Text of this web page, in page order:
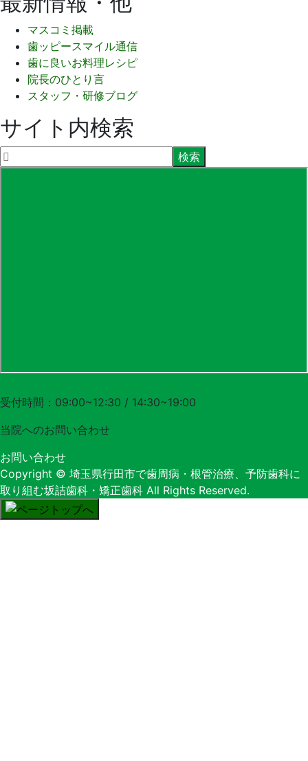
マスコミ掲載
歯ッピースマイル通信
歯に良いお料理レシピ
院長のひとり言
スタッフ・研修ブログ
サイト内検索
受付時間：09:00~12:30 / 14:30~19:00
当院へのお問い合わせ
お問い合わせ
Copyright © 埼玉県行田市で歯周病・根管治療、予防歯科に
取り組む坂詰歯科・矯正歯科 All Rights Reserved.